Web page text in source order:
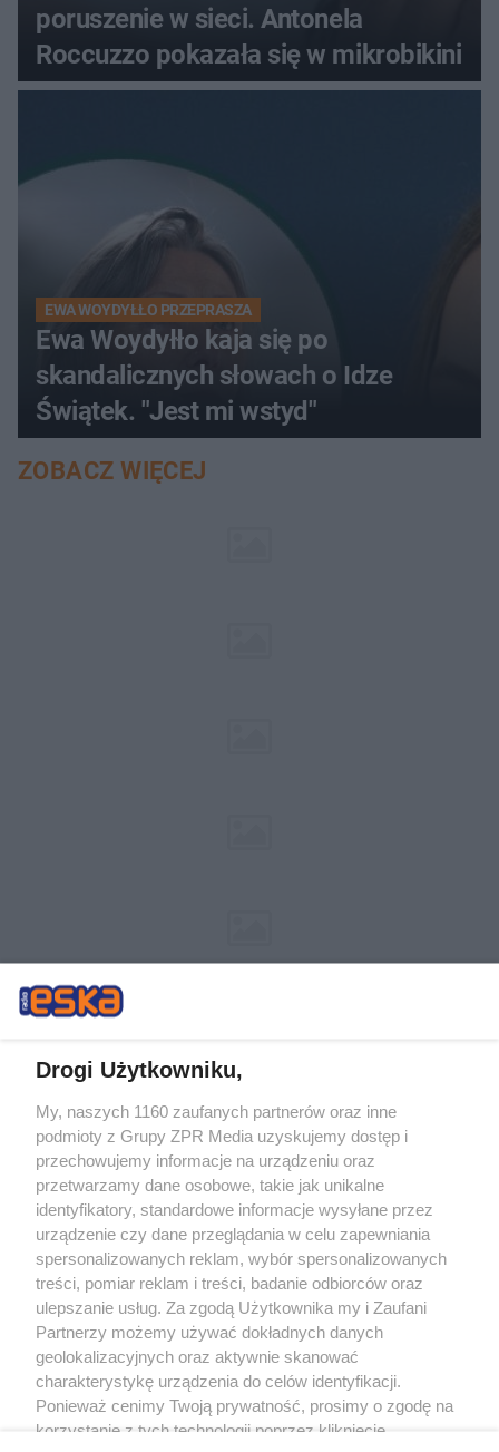
poruszenie w sieci. Antonela
Roccuzzo pokazała się w mikrobikini
EWA WOYDYŁŁO PRZEPRASZA
Ewa Woydyłło kaja się po
skandalicznych słowach o Idze
Świątek. "Jest mi wstyd"
ZOBACZ WIĘCEJ
Żaden utwór zamieszczony w serwisie nie może być powielany i
rozpowszechniany lub dalej rozpowszechniany w jakikolwiek sposób (w
tym także elektroniczny lub mechaniczny) na jakimkolwiek polu
eksploatacji w jakiejkolwiek formie, włącznie z umieszczaniem w Internecie
bez pisemnej zgody właściciela praw. Jakiekolwiek użycie lub
wykorzystanie utworów w całości lub w części z naruszeniem prawa, tzn.
bez właściwej zgody, jest zabronione pod groźbą kary i może być ścigane
prawnie.
O nas
Drogi Użytkowniku,
My, naszych 1160 zaufanych partnerów oraz inne
podmioty z Grupy ZPR Media uzyskujemy dostęp i
przechowujemy informacje na urządzeniu oraz
przetwarzamy dane osobowe, takie jak unikalne
identyfikatory, standardowe informacje wysyłane przez
urządzenie czy dane przeglądania w celu zapewniania
spersonalizowanych reklam, wybór spersonalizowanych
treści, pomiar reklam i treści, badanie odbiorców oraz
ulepszanie usług. Za zgodą Użytkownika my i Zaufani
Partnerzy możemy używać dokładnych danych
geolokalizacyjnych oraz aktywnie skanować
charakterystykę urządzenia do celów identyfikacji.
Ponieważ cenimy Twoją prywatność, prosimy o zgodę na
korzystanie z tych technologii poprzez kliknięcie